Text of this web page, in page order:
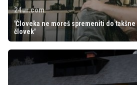
24ur.com
'Človeka ne moreš spremeniti do
človek'